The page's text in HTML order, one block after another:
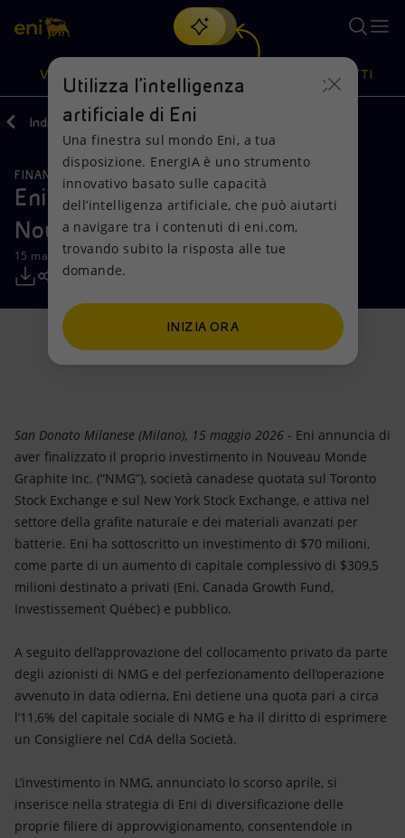
Cerca
scopri EnergIA, la nostra nuova soluzione di intelligenza
artificiale.
VISIONE
Visione
Mission e valori
Persone e Partnership
Net Zero
Modello satellitare
Innovazione
Scenari energetici
Azioni
Diversificazione energetica
Tecnologie per la transizione
Collaborazioni per l'innovazione
Attività nel mondo
PRODOTTI
Prodotti
Casa
Imprese
Mobilità
Indietro Media Comunicati Stampa
FINANZA, STRATEGIA E REPORT
Eni: perfezionato l’investimento in
Nouveau Monde Graphite
15 maggio 2026 - 16:00 CEST
San Donato Milanese (Milano), 15 maggio 2026 - Eni annuncia di
aver finalizzato il proprio investimento in Nouveau Monde
Graphite Inc. (“NMG”), società canadese quotata sul Toronto
Stock Exchange e sul New York Stock Exchange, e attiva nel
settore della grafite naturale e dei materiali avanzati per
batterie. Eni ha sottoscritto un investimento di $70 milioni,
come parte di un aumento di capitale complessivo di $309,5
milioni destinato a privati (Eni, Canada Growth Fund,
Investissement Québec) e pubblico.
A seguito dell’approvazione del collocamento privato da parte
degli azionisti di NMG e del perfezionamento dell’operazione
avvenuto in data odierna, Eni detiene una quota pari a circa
l’11,6% del capitale sociale di NMG e ha il diritto di esprimere
un Consigliere nel CdA della Società.
L’investimento in NMG, annunciato lo scorso aprile, si
inserisce nella strategia di Eni di diversificazione delle
proprie filiere di approvvigionamento, consentendole in
Utilizza l'intelligenza
artificiale di Eni
Una finestra sul mondo Eni, a tua
disposizione. EnergIA è uno strumento
innovativo basato sulle capacità
dell’intelligenza artificiale, che può aiutarti
a navigare tra i contenuti di eni.com,
trovando subito la risposta alle tue
domande.
INIZIA ORA